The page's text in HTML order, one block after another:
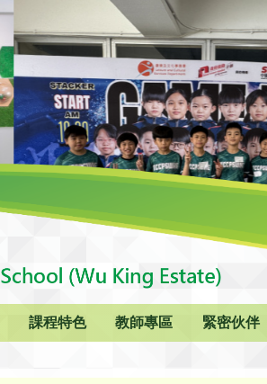
課程特色 教師專區 緊密伙伴